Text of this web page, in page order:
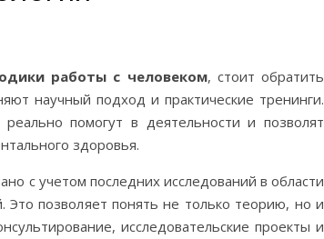
работы с человеком, стоит обратить
научный подход и практические тренинги.
помогут в деятельности и позволят
здоровья.
с учетом последних исследований в области
Это позволяет понять не только теорию, но и
исследовательские проекты и